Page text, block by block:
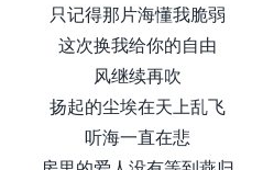
只记得那片海懂我脆弱
这次换我给你的自由
风继续再吹
扬起的尘埃在天上乱飞
听海一直在悲